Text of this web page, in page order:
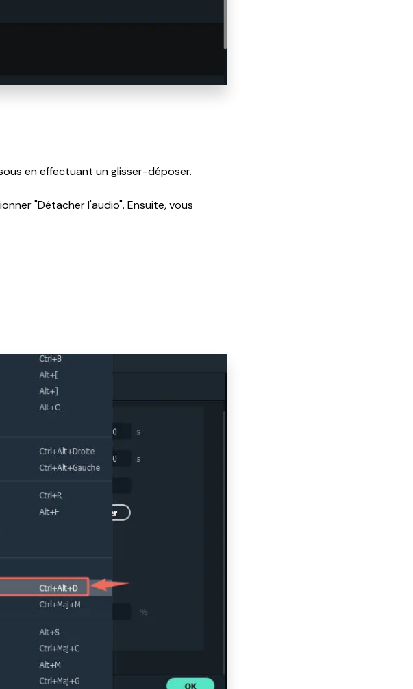
en effectuant un glisser-déposer.
"Détacher l'audio". Ensuite, vous